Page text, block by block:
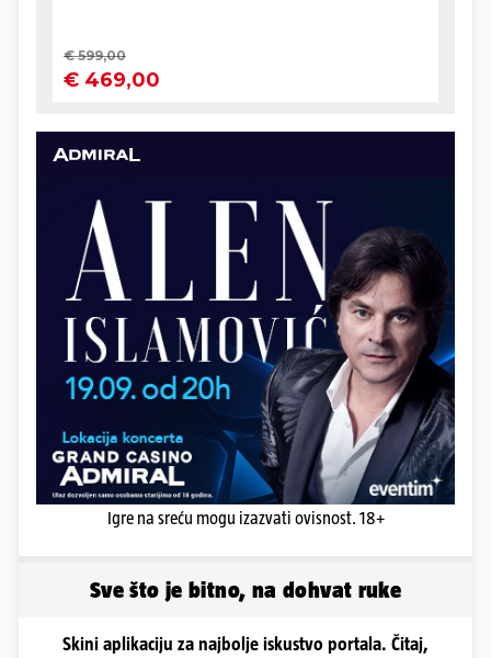
Igre na sreću mogu izazvati ovisnost. 18+
Sve što je bitno, na dohvat ruke
Skini aplikaciju za najbolje iskustvo portala. Čitaj,